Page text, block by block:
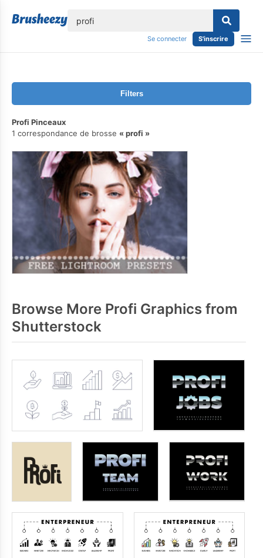
Se connecter S'inscrire
Filters
Profi Pinceaux
1 correspondance de brosse
profi
Browse More Profi Graphics from
Shutterstock